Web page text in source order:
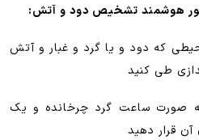
هوشمند تشخیص دود و آتش:
که دود و یا گرد و غبار و آتش
طی کنید
صورت ساعت گرد چرخانده و یک